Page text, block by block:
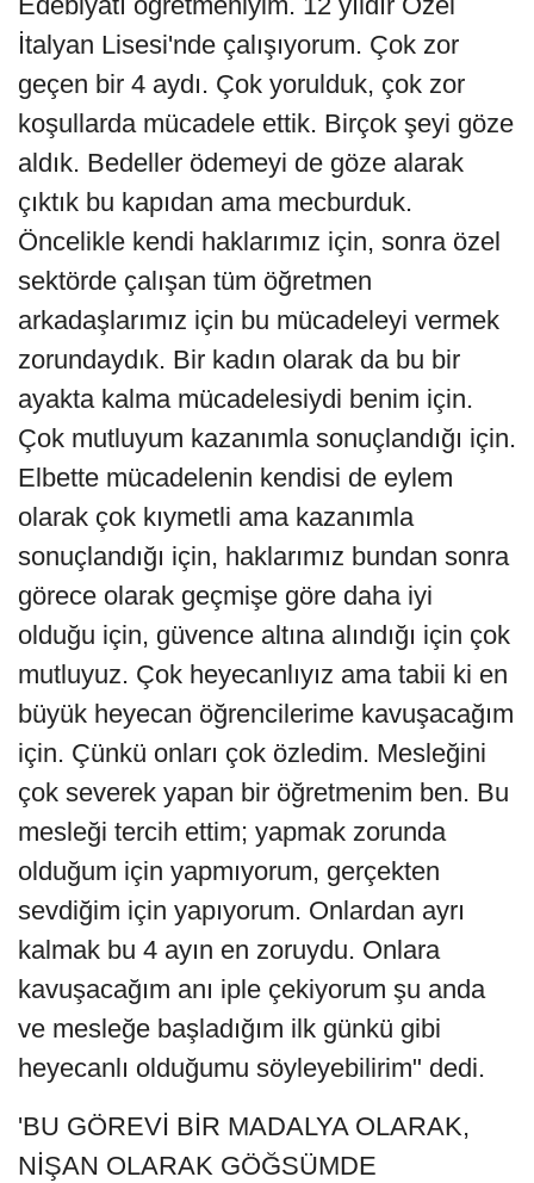
İtalyan Lisesi'nde çalışıyorum. Çok zor
geçen bir 4 aydı. Çok yorulduk, çok zor
koşullarda mücadele ettik. Birçok şeyi göze
aldık. Bedeller ödemeyi de göze alarak
çıktık bu kapıdan ama mecburduk.
Öncelikle kendi haklarımız için, sonra özel
sektörde çalışan tüm öğretmen
arkadaşlarımız için bu mücadeleyi vermek
zorundaydık. Bir kadın olarak da bu bir
ayakta kalma mücadelesiydi benim için.
Çok mutluyum kazanımla sonuçlandığı için.
Elbette mücadelenin kendisi de eylem
olarak çok kıymetli ama kazanımla
sonuçlandığı için, haklarımız bundan sonra
görece olarak geçmişe göre daha iyi
olduğu için, güvence altına alındığı için çok
mutluyuz. Çok heyecanlıyız ama tabii ki en
büyük heyecan öğrencilerime kavuşacağım
için. Çünkü onları çok özledim. Mesleğini
çok severek yapan bir öğretmenim ben. Bu
mesleği tercih ettim; yapmak zorunda
olduğum için yapmıyorum, gerçekten
sevdiğim için yapıyorum. Onlardan ayrı
kalmak bu 4 ayın en zoruydu. Onlara
kavuşacağım anı iple çekiyorum şu anda
ve mesleğe başladığım ilk günkü gibi
heyecanlı olduğumu söyleyebilirim" dedi.
'BU GÖREVİ BİR MADALYA OLARAK,
NİŞAN OLARAK GÖĞSÜMDE